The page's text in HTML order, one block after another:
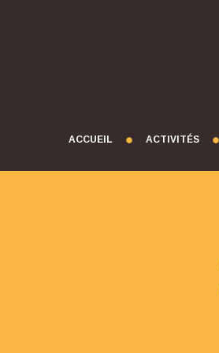
ACCUEIL ACTIVITÉS